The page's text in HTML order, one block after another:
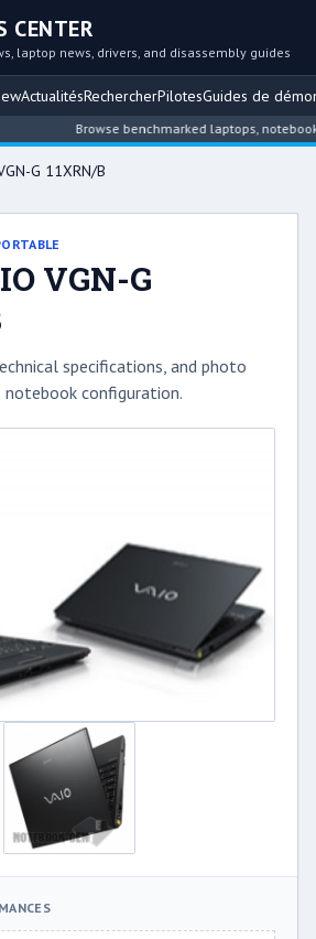
CENTER
laptop news, drivers, and disassembly guides
ActualitésRechercherPilotesGuides de
Browse benchmarked laptops,
G 11XRN/B
VGN-G
specifications, and photo
configuration.